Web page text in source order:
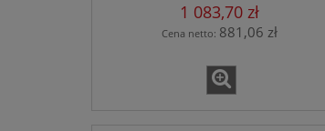
1 083,70 zł
Cena netto: 881,06 zł